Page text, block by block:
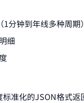
1分钟到年线多种周期）
细
准化的JSON格式返